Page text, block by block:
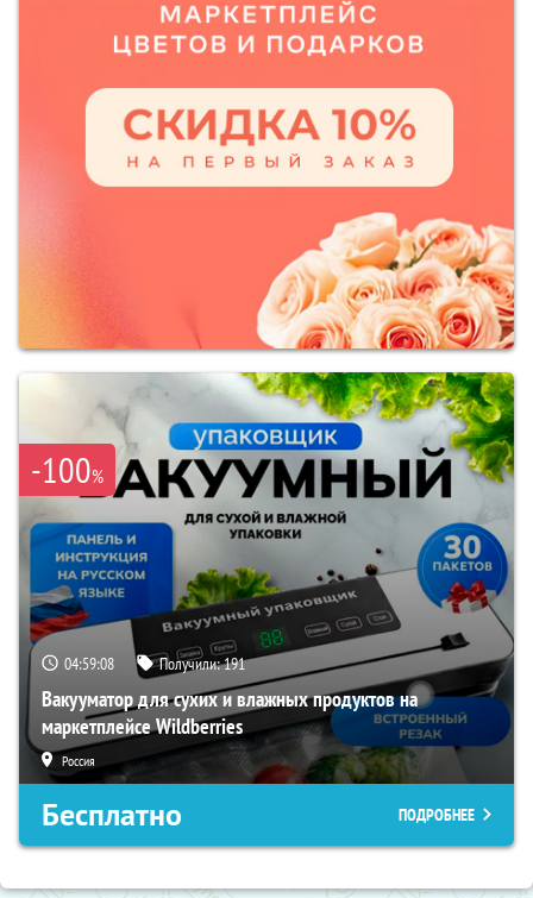
-100%
04:59:07 Получили:191
Вакууматор для сухих и влажных продуктов на
маркетплейсе Wildberries
Россия
Бесплатно ПОДРОБНЕЕ